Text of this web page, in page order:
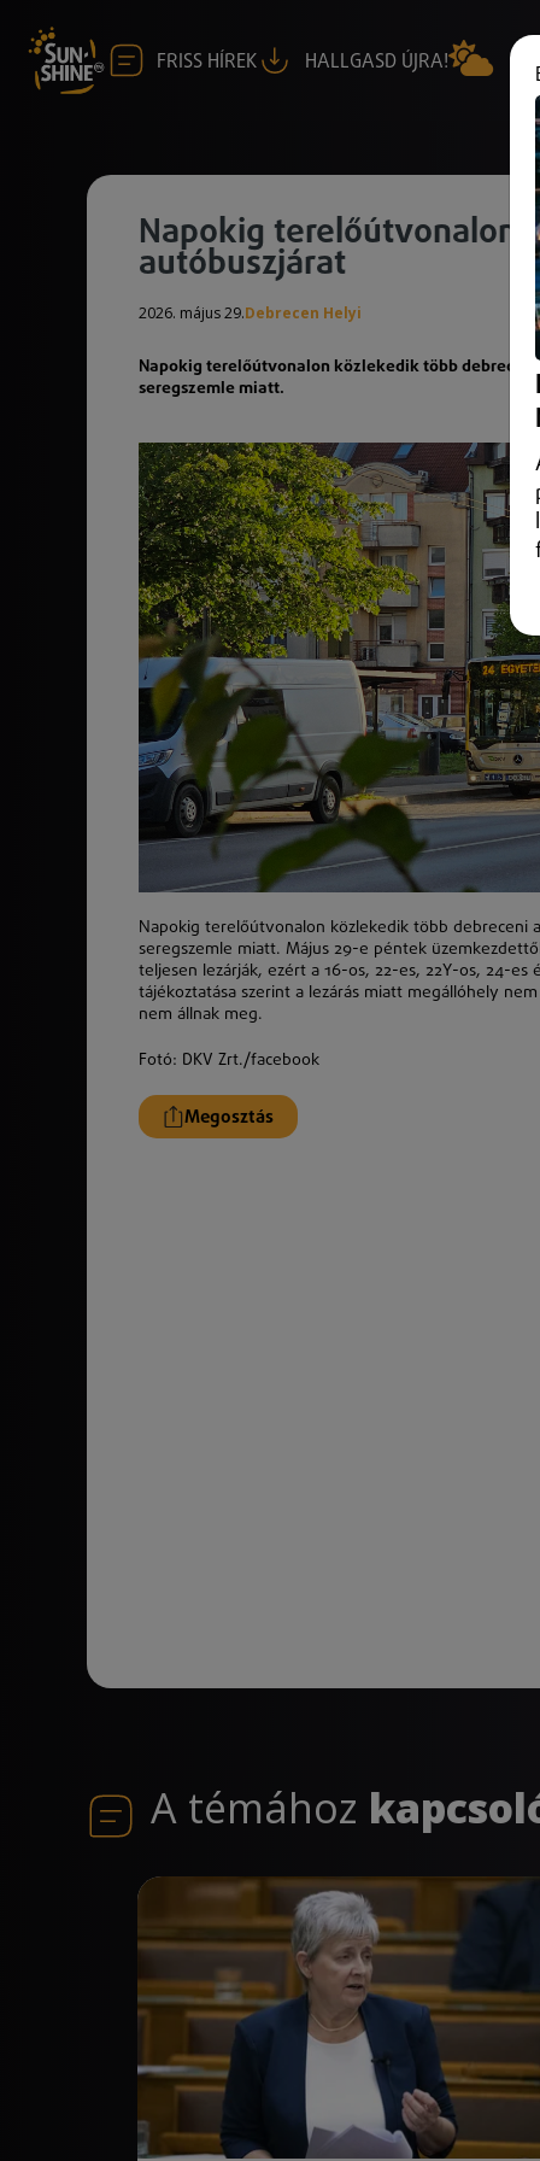
FRISS HÍREK HALLGASD ÚJRA!
Napokig terelőútvonalon
autóbuszjárat
2026. május 29.Debrecen Helyi
Napokig terelőútvonalon közlekedik több
seregszemle miatt.
Napokig terelőútvonalon közlekedik több debreceni
seregszemle miatt. Május 29-e péntek
teljesen lezárják, ezért a 16-os, 22-es, 22Y-os, 24-
tájékoztatása szerint a lezárás miatt megállóhely
nem állnak meg.
Fotó: DKV Zrt./facebook
Megosztás
A témához